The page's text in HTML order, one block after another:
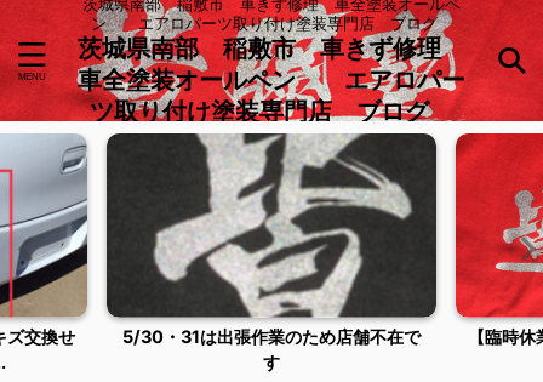
ン エアロパーツ取り付け塗装専門店 ブログ
茨城県南部 稲敷市 車きず修理
車全塗装オールペン エアロパー
ツ取り付け塗装専門店 ブログ
ズ交換せ
5/30・31は出張作業のため店舗不在で
す
【臨時